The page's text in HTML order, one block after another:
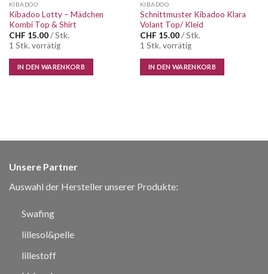
KIBADOO
Kibadoo Lotty – Mädchen
Kombi Top & Shirt
CHF 15.00/ Stk.
1 Stk. vorrätig
IN DEN WARENKORB
KIBADOO
Schnittmuster Kibadoo Klara
Volant Top/ Kleid
CHF 15.00/ Stk.
1 Stk. vorrätig
IN DEN WARENKORB
Unsere Partner
Auswahl der Hersteller unserer Produkte:
Swafing
lillesol&pelle
lillestoff